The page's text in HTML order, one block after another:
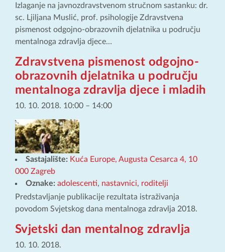
Izlaganje na javnozdravstvenom stručnom sastanku: dr.
sc. Ljiljana Muslić, prof. psihologije Zdravstvena
pismenost odgojno-obrazovnih djelatnika u području
mentalnoga zdravlja djece…
Zdravstvena pismenost odgojno-
obrazovnih djelatnika u području
mentalnoga zdravlja djece i mladih
10. 10. 2018. 10:00 – 14:00
Sastajalište: Kuća Europe, Augusta Cesarca 4, 10
000 Zagreb
Oznake: adolescenti, nastavnici, roditelji
Predstavljanje publikacije rezultata istraživanja
povodom Svjetskog dana mentalnoga zdravlja 2018.
Svjetski dan mentalnog zdravlja
10. 10. 2018.